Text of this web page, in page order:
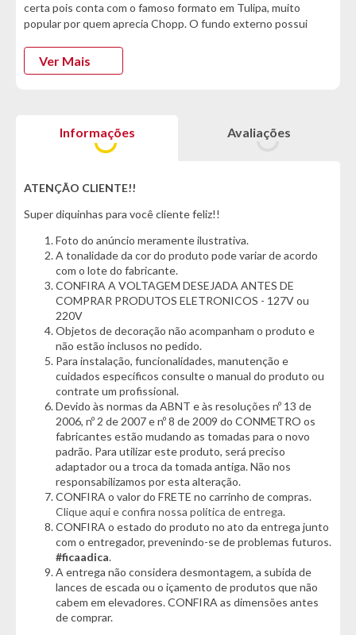
certa pois conta com o famoso formato em Tulipa, muito
popular por quem aprecia Chopp. O fundo externo possui
ele também evita que o copo escorregue em bases lisas.
adicional contra a transferência de calor.
É uma camada extra de isolamento térmico no interior e
exterior, proporcionando a você 25% a mais de qualidade
comparado a outras marcas do mercado :)
Se apaixonou? Garanta já o seu copo Arell com tampa e tenha
sua bebida sempre na temperatura certa ;)
*Características informadas pelo fabricante da marca*
Informações Técnicas Copo:
- Marca: Arell DrinkWare
- Modelo: Tulip Pint
- Capacidade: 500ml
- Material Predominante: Aço Inox 304
- Mármore Branco
Características Copo:
- Anti-condensação
- Suporta 1h quente
- Suporta 18h com gelo
- Robusto e Resistente
- Suporta 5 horas gelado
- Design exclusivo e elegante
- Pintura em tinta em pó
- Fundo Antirruído (Possui borracha)
- Parede com Isolamento duplo a vácuo
- Possui interior com escudo de cobre
Ver Mais
Informações Avaliações
ATENÇÃO CLIENTE!!
Super diquinhas para você cliente feliz!!
Foto do anúncio meramente ilustrativa.
A tonalidade da cor do produto pode variar de acordo
com o lote do fabricante.
CONFIRA A VOLTAGEM DESEJADA ANTES DE
COMPRAR PRODUTOS ELETRONICOS - 127V ou
220V
Objetos de decoração não acompanham o produto e
não estão inclusos no pedido.
Para instalação, funcionalidades, manutenção e
cuidados específicos consulte o manual do produto ou
contrate um profissional.
Devido às normas da ABNT e às resoluções nº 13 de
2006, nº 2 de 2007 e nº 8 de 2009 do CONMETRO os
fabricantes estão mudando as tomadas para o novo
padrão. Para utilizar este produto, será preciso
adaptador ou a troca da tomada antiga. Não nos
responsabilizamos por esta alteração.
CONFIRA o valor do FRETE no carrinho de compras.
Clique aqui e confira nossa política de entrega.
CONFIRA o estado do produto no ato da entrega junto
com o entregador, prevenindo-se de problemas futuros.
#ficaadica.
A entrega não considera desmontagem, a subida de
lances de escada ou o içamento de produtos que não
cabem em elevadores. CONFIRA as dimensões antes
de comprar.